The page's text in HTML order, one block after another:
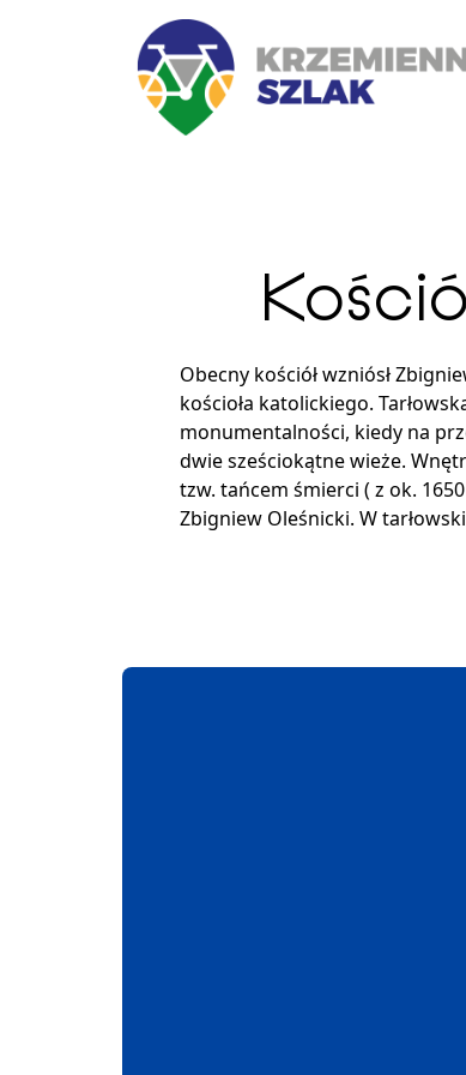
Obecny kościół wzniósł
kościoła katolickiego.
monumentalności, kiedy na
dwie sześciokątne wieże.
tzw. tańcem śmierci ( z ok.
Zbigniew Oleśnicki. W